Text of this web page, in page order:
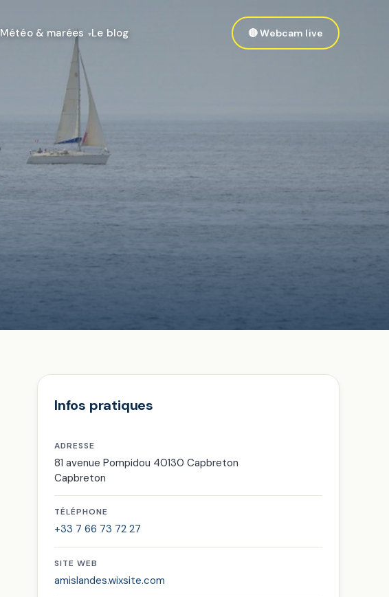
Météo & marées Le blog 🔴 Webcam live
Infos pratiques
ADRESSE
81 avenue Pompidou 40130 Capbreton
Capbreton
TÉLÉPHONE
+33 7 66 73 72 27
SITE WEB
amislandes.wixsite.com